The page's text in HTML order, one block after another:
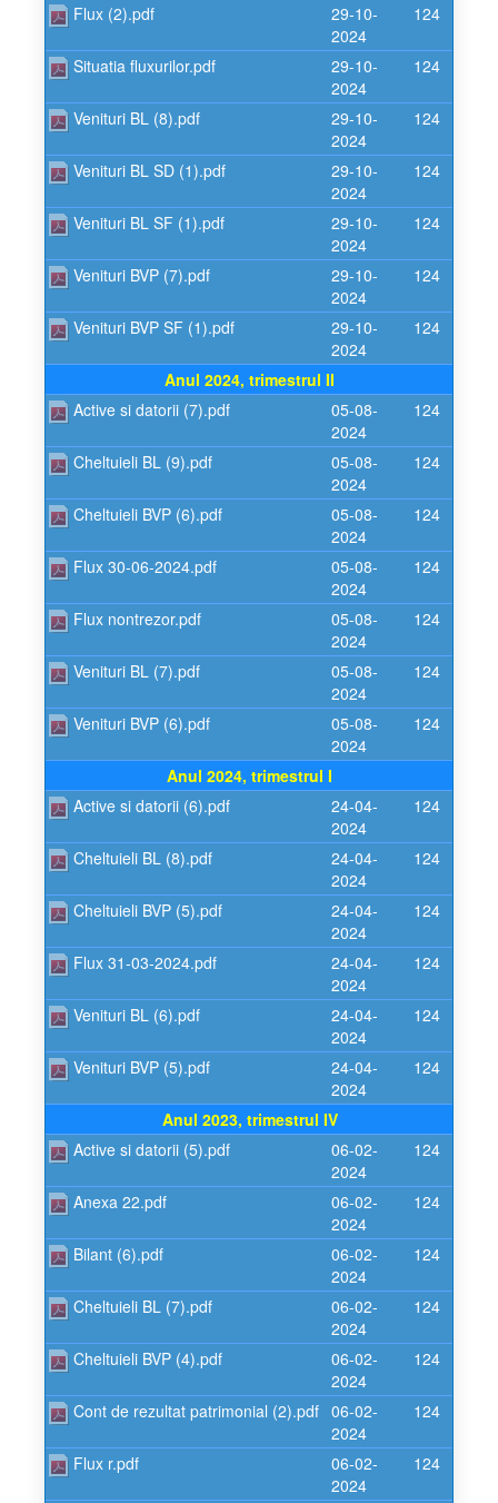
Flux (2).pdf
29-10-
2024
124
Situatia fluxurilor.pdf
29-10-
2024
124
Venituri BL (8).pdf
29-10-
2024
124
Venituri BL SD (1).pdf
29-10-
2024
124
Venituri BL SF (1).pdf
29-10-
2024
124
Venituri BVP (7).pdf
29-10-
2024
124
Venituri BVP SF (1).pdf
29-10-
2024
124
Anul 2024, trimestrul II
Active si datorii (7).pdf
05-08-
2024
124
Cheltuieli BL (9).pdf
05-08-
2024
124
Cheltuieli BVP (6).pdf
05-08-
2024
124
Flux 30-06-2024.pdf
05-08-
2024
124
Flux nontrezor.pdf
05-08-
2024
124
Venituri BL (7).pdf
05-08-
2024
124
Venituri BVP (6).pdf
05-08-
2024
124
Anul 2024, trimestrul I
Active si datorii (6).pdf
24-04-
2024
124
Cheltuieli BL (8).pdf
24-04-
2024
124
Cheltuieli BVP (5).pdf
24-04-
2024
124
Flux 31-03-2024.pdf
24-04-
2024
124
Venituri BL (6).pdf
24-04-
2024
124
Venituri BVP (5).pdf
24-04-
2024
124
Anul 2023, trimestrul IV
Active si datorii (5).pdf
06-02-
2024
124
Anexa 22.pdf
06-02-
2024
124
Bilant (6).pdf
06-02-
2024
124
Cheltuieli BL (7).pdf
06-02-
2024
124
Cheltuieli BVP (4).pdf
06-02-
2024
124
Cont de rezultat patrimonial (2).pdf 06-02-
2024
124
Flux r.pdf
06-02-
2024
124